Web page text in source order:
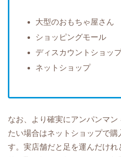
大型のおもちゃ屋さん
ショッピングモール
ディスカウントショッ
ネットショップ
なお、より確実にアンパンマ
たい場合はネットショップで
す。実店舗だと足を運んだけ